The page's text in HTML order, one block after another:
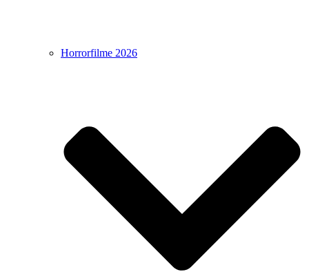
Horrorfilme 2026